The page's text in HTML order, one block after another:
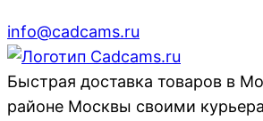
info@cadcams.ru
Быстрая доставка товаров в
районе Москвы своими